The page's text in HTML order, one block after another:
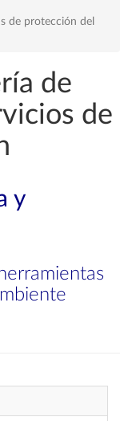
de protección del
de
de
y